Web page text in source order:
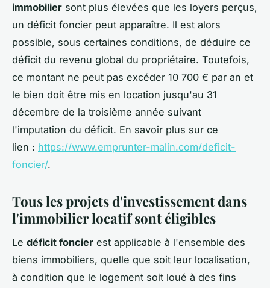
immobilier sont plus élevées que les loyers perçus,
un déficit foncier peut apparaître. Il est alors
possible, sous certaines conditions, de déduire ce
déficit du revenu global du propriétaire. Toutefois,
ce montant ne peut pas excéder 10 700 € par an et
le bien doit être mis en location jusqu'au 31
décembre de la troisième année suivant
l'imputation du déficit. En savoir plus sur ce
lien : https://www.emprunter-malin.com/deficit-
foncier/.
Tous les projets d'investissement dans
l'immobilier locatif sont éligibles
Le déficit foncier est applicable à l'ensemble des
biens immobiliers, quelle que soit leur localisation,
à condition que le logement soit loué à des fins